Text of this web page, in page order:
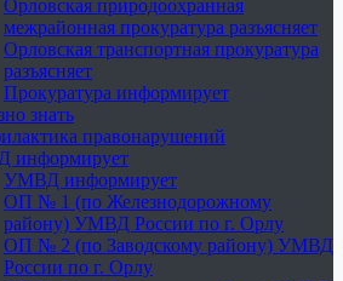
Орловская природоохранная
межрайонная прокуратура разъясняет
Орловская транспортная прокуратура
разъясняет
Прокуратура информирует
знать
правонарушений
информирует
УМВД информирует
ОП № 1 (по Железнодорожному
району) УМВД России по г. Орлу
ОП № 2 (по Заводскому району) УМВД
России по г. Орлу